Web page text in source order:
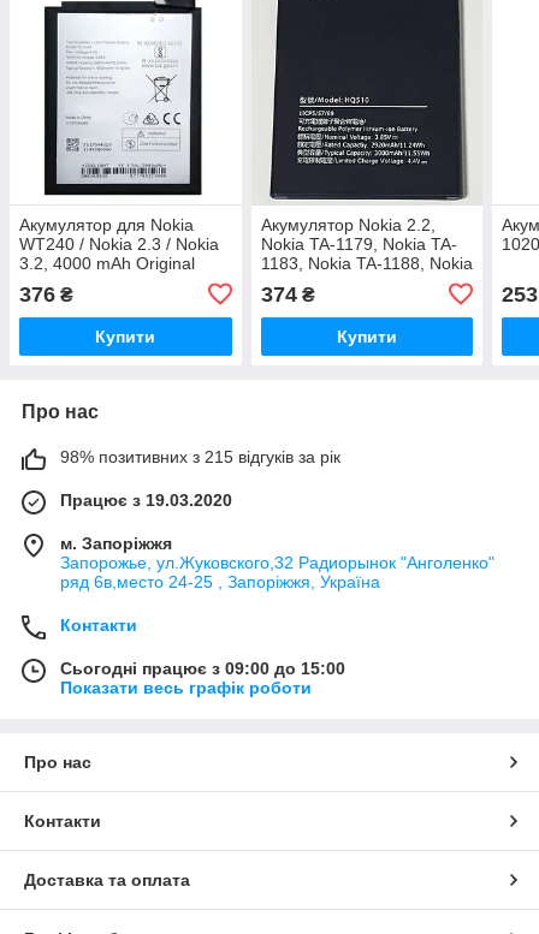
Акумулятор для Nokia
WT240 / Nokia 2.3 / Nokia
3.2, 4000 mAh Original
376 ₴
Купити
Акумулятор Nokia 2.2,
Nokia TA-1179, Nokia TA-
1183, Nokia TA-1188, Nokia
mAh Original PRC
374₴
Купити
253
Про нас
98% позитивних з 215 відгуків за рік
Працює з 19.03.2020
м. Запоріжжя
Запорожье, ул.Жуковского,32 Радиорынок "Анголенко"
ряд 6в,место 24-25 , Запоріжжя, Україна
Контакти
Сьогодні працює з 09:00 до 15:00
Показати весь графік роботи
Про нас
Контакти
Доставка та оплата